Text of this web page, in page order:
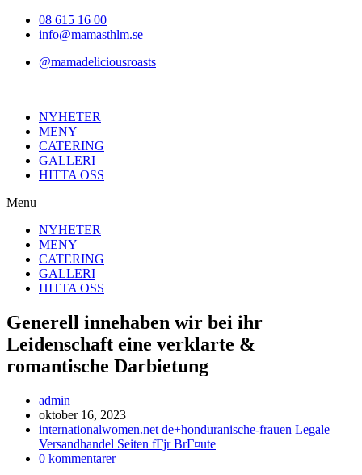
Hoppa08 615 16 00
info@mamasthlm.se
@mamadeliciousroasts
NYHETER
MENY
CATERING
GALLERI
HITTA OSS
Menu
NYHETER
MENY
CATERING
GALLERI
HITTA OSS
Generell innehaben wir bei ihr
Leidenschaft eine verklarte &
romantische Darbietung
Inläggsförfattare:
admin
Inlägget
publicerat:
oktober 16, 2023
Inläggskategori:
internationalwomen.net de+honduranische-frauen Legale
Versandhandel Seiten fГјr BrГ¤ute
Kommentarer
0 kommentarer